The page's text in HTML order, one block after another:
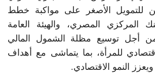
للتمويل الأصغر على مواكبة خطط
المركزي المصري، والهيئة العامة
من أجل توسيع مظلة الشمول المالي
للمرأة، بما يتماشى مع أهداف
ويعزز النمو الاقتصادي.